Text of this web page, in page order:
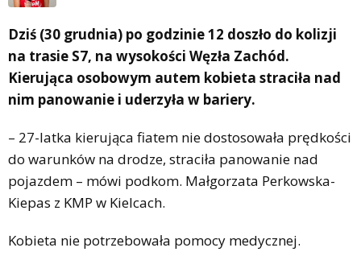
Dziś (30 grudnia) po godzinie 12 doszło do kolizji
na trasie S7, na wysokości Węzła Zachód.
Kierująca osobowym autem kobieta straciła nad
nim panowanie i uderzyła w bariery.
– 27-latka kierująca fiatem nie dostosowała prędkości
do warunków na drodze, straciła panowanie nad
pojazdem – mówi podkom. Małgorzata Perkowska-
Kiepas z KMP w Kielcach.
Kobieta nie potrzebowała pomocy medycznej.